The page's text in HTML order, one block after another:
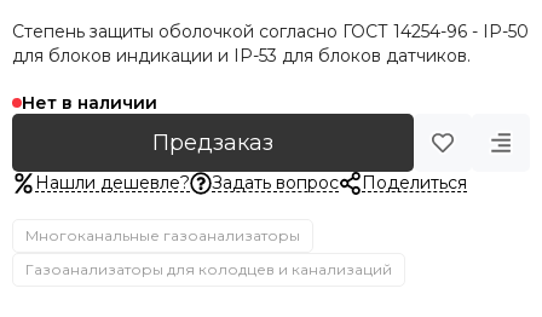
Степень защиты оболочкой согласно ГОСТ 14254-96 - IP-50
для блоков индикации и IP-53 для блоков датчиков.
Нет в наличии
Предзаказ
Нашли дешевле? Задать вопрос Поделиться
Многоканальные газоанализаторы
Газоанализаторы для колодцев и канализаций